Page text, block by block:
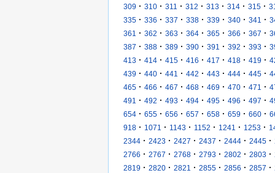
309 · 310 · 311 · 312 · 313 · 314 · 315 ·
335 · 336 · 337 · 338 · 339 · 340 · 341 ·
361
· 362 · 363 · 364 · 365 · 366 · 367 ·
387 · 388 · 389 · 390 · 391 · 392 · 393 ·
413 · 414 · 415 · 416 · 417 · 418 · 419 ·
439 · 440 · 441 · 442 · 443 · 444 · 445 ·
465 · 466 · 467 · 468 · 469 · 470 · 471 ·
491
· 492 · 493 · 494 · 495 · 496 · 497 ·
654 · 655 · 656 · 657 · 658 · 659 · 660 ·
918 · 1071 · 1143 · 1152 · 1241 · 1253 ·
2344 · 2423 · 2427 · 2437 · 2444 · 2445 ·
2766 · 2767 · 2768 · 2793 · 2802 · 2803 ·
2819 · 2820 · 2821 · 2855 · 2856 · 2857 ·